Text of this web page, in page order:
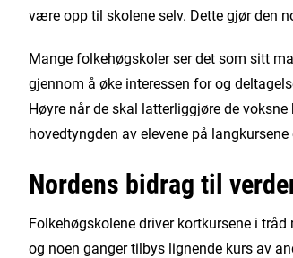
være opp til skolene selv. Dette gjør den
Mange folkehøgskoler ser det som sitt
gjennom å øke interessen for og
Høyre når de skal latterliggjøre de
hovedtyngden av elevene på
Nordens bidrag til
Folkehøgskolene driver kortkursene i
og noen ganger tilbys lignende kurs av